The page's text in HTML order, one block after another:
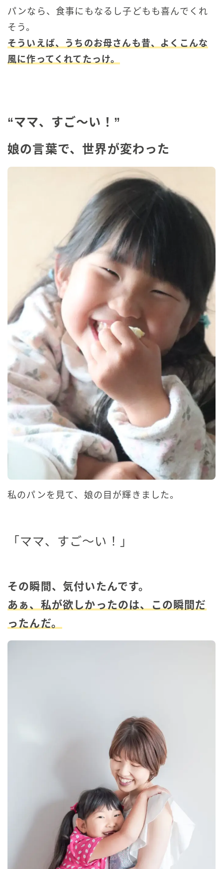
パンなら、食事にもなるし子どもも喜んでくれ
そう。
そういえば、うちのお母さんも昔、よくこんな
風に作ってくれてたっけ。
“ママ、すご〜い！”
娘の言葉で、世界が変わった
私のパンを見て、娘の目が輝きました。
「ママ、すご〜い！」
その瞬間、気付いたんです。
あぁ、私が欲しかったのは、この瞬間だ
ったんだ。